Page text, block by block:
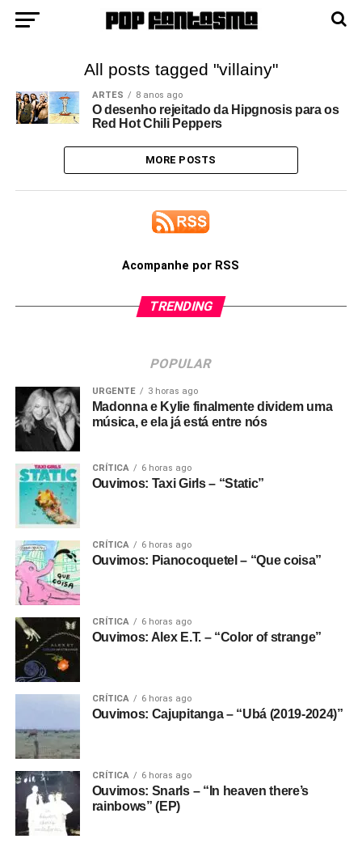
All posts tagged "villainy"
ARTES 8 anos ago
O desenho rejeitado da Hipgnosis para os
Red Hot Chili Peppers
MORE POSTS
Acompanhe por RSS
TRENDING
POPULAR
URGENTE 3 horas ago
Madonna e Kylie finalmente dividem uma
música, e ela já está entre nós
CRÍTICA 6 horas ago
Ouvimos: Taxi Girls – “Static”
CRÍTICA 6 horas ago
Ouvimos: Pianocoquetel – “Que coisa”
CRÍTICA 6 horas ago
Ouvimos: Alex E.T. – “Color of strange”
CRÍTICA 6 horas ago
Ouvimos: Cajupitanga – “Ubá (2019-2024)”
CRÍTICA 6 horas ago
Ouvimos: Snarls – “In heaven there’s
rainbows” (EP)